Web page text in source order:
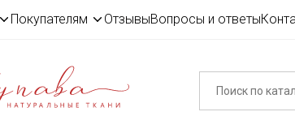
Покупателям ОтзывыВопросы и ответы